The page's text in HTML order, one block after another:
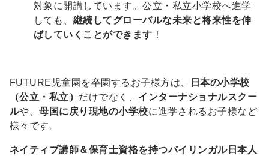
対象に開講しています。公立・私立小学校へ進学
しても、 継続してグローバルな未来と将来性を伸
ばしていくことができます ！
FUTURE児童園を卒園するお子様方は、
日本の小学校
（公立・私立） だけでなく、 インターナショナルスクー
ルや、母国に戻り現地の小学校に進学されるお子様など
様々です。
ネイティブ講師＆保育士資格を持つバイリンガル日本人